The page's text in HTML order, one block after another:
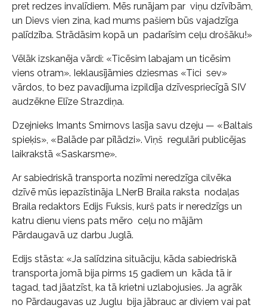
pret redzes invalīdiem. Mēs runājam par viņu dzīvībām,
un Dievs vien zina, kad mums pašiem būs vajadzīga
palīdzība. Strādāsim kopā un padarīsim ceļu drošāku!»
Vēlāk izskanēja vārdi: «Ticēsim labajam un ticēsim
viens otram». Ieklausījāmies dziesmas «Tici sev»
vārdos, to bez pavadījuma izpildīja dzīvespriecīgā SIV
audzēkne Elīze Strazdiņa.
Dzejnieks Imants Smirnovs lasīja savu dzeju — «Baltais
spieķis», «Balāde par pīlādzi». Viņš regulāri publicējas
laikrakstā «Saskarsme».
Ar sabiedriskā transporta nozīmi neredzīga cilvēka
dzīvē mūs iepazīstināja LNerB Braila raksta nodaļas
Braila redaktors Edijs Fuksis, kurš pats ir neredzīgs un
katru dienu viens pats mēro ceļu no mājām
Pārdaugavā uz darbu Juglā.
Edijs stāsta: «Ja salīdzina situāciju, kāda sabiedriskā
transporta jomā bija pirms 15 gadiem un kāda tā ir
tagad, tad jāatzīst, ka tā krietni uzlabojusies. Ja agrāk
no Pārdaugavas uz Juglu bija jābrauc ar diviem vai pat